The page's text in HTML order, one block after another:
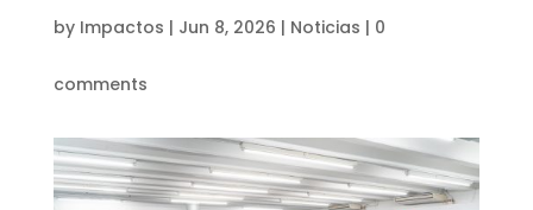
by Impactos | Jun 8, 2026 | Noticias | 0
comments